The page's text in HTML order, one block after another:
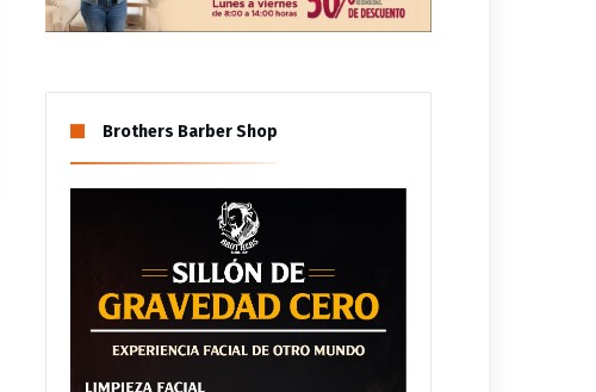
Brothers Barber Shop